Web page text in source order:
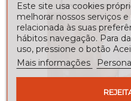
Este site usa cookies
melhorar nossos serviços
relacionada às suas
hábitos navegação. Para
uso, pressione o botão
Mais informações